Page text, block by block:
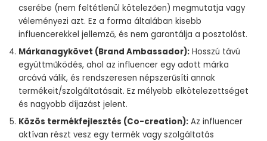
cserébe (nem feltétlenül kötelezően) megmutatja vagy
véleményezi azt. Ez a forma általában kisebb
influencerekkel jellemző, és nem garantálja a posztolást.
Márkanagykövet (Brand Ambassador): Hosszú távú
együttműködés, ahol az influencer egy adott márka
arcává válik, és rendszeresen népszerűsíti annak
termékeit/szolgáltatásait. Ez mélyebb elkötelezettséget
és nagyobb díjazást jelent.
Közös termékfejlesztés (Co-creation): Az influencer
aktívan részt vesz egy termék vagy szolgáltatás